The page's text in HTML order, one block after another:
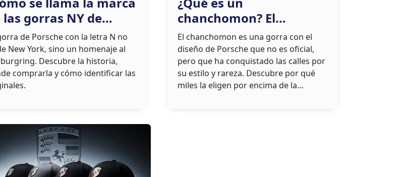
las gorras NY de
de Porsche con la letra N no
New York, sino un homenaje al
Descubre la historia,
comprarla y cómo identificar las
chanchomon? El
fenómeno de las gorras
Porsche que conquistan
las calles
El chanchomon es una gorra con el
diseño de Porsche que no es oficial,
pero que ha conquistado las calles por
su estilo y rareza. Descubre por qué
miles la eligen por encima de la